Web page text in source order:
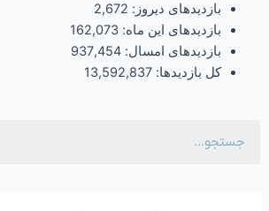
بازدیدهای دیروز: 2,672
بازدیدهای این ماه: 162,073
بازدیدهای امسال: 937,454
کل بازدیدها: 13,592,837